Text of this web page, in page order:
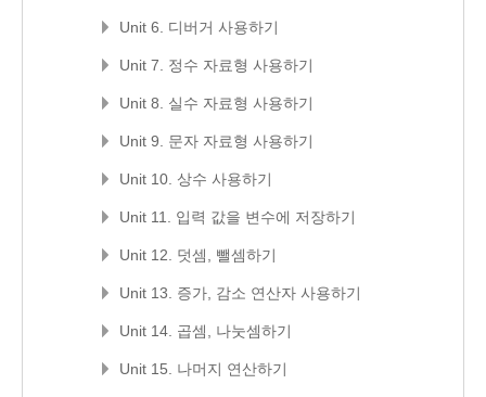
Unit 6. 디버거 사용하기
Unit 7. 정수 자료형 사용하기
Unit 8. 실수 자료형 사용하기
Unit 9. 문자 자료형 사용하기
Unit 10. 상수 사용하기
Unit 11. 입력 값을 변수에 저장하기
Unit 12. 덧셈, 뺄셈하기
Unit 13. 증가, 감소 연산자 사용하기
Unit 14. 곱셈, 나눗셈하기
Unit 15. 나머지 연산하기